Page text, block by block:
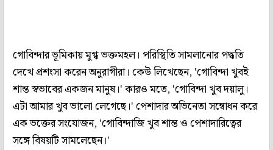
গোবিন্দার ভূমিকায় মুগ্ধ ভক্তমহল। পরিস্থিতি সামলানোর পদ্ধতি
দেখে প্রশংসা করেন অনুরাগীরা। কেউ লিখেছেন, 'গোবিন্দা খুবই
শান্ত স্বভাবের একজন মানুষ।' কারও মতে, 'গোবিন্দা খুব দয়ালু।
এটা আমার খুব ভালো লেগেছে।' পেশাদার অভিনেতা সম্বোধন করে
এক ভক্তের সংযোজন, 'গোবিন্দাজি খুব শান্ত ও পেশাদারিত্বের
সঙ্গে বিষয়টি সামলেছেন।'